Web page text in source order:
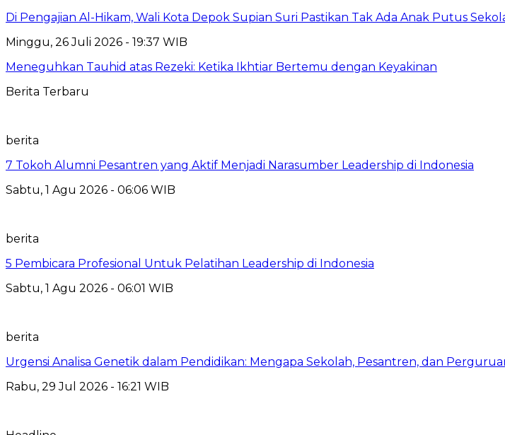
Di Pengajian Al-Hikam, Wali Kota Depok Supian Suri Pastikan Tak Ada Anak Putus
Minggu, 26 Juli 2026 - 19:37 WIB
Meneguhkan Tauhid atas Rezeki: Ketika Ikhtiar Bertemu dengan Keyakinan
Berita Terbaru
berita
7 Tokoh Alumni Pesantren yang Aktif Menjadi Narasumber Leadership di Indonesia
Sabtu, 1 Agu 2026 - 06:06 WIB
berita
5 Pembicara Profesional Untuk Pelatihan Leadership di Indonesia
Sabtu, 1 Agu 2026 - 06:01 WIB
berita
Urgensi Analisa Genetik dalam Pendidikan: Mengapa Sekolah, Pesantren, dan
Rabu, 29 Jul 2026 - 16:21 WIB